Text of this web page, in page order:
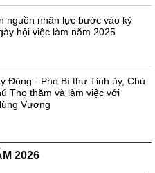
nguồn nhân lực bước vào kỷ
hội việc làm năm 2025
Đông - Phó Bí thư Tỉnh ủy, Chủ
Thọ thăm và làm việc với
Vương
2026